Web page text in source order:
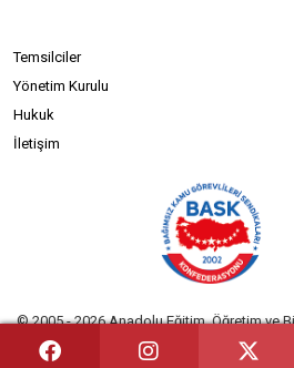
Temsilciler
Yönetim Kurulu
Hukuk
İletişim
© 2005 - 2026 Anadolu Eğitim, Öğretim ve
hakları saklıdır. Powered